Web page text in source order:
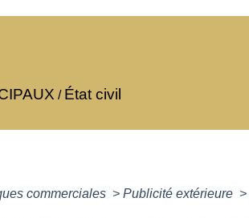
/ État civil
commerciales > Publicité extérieure >